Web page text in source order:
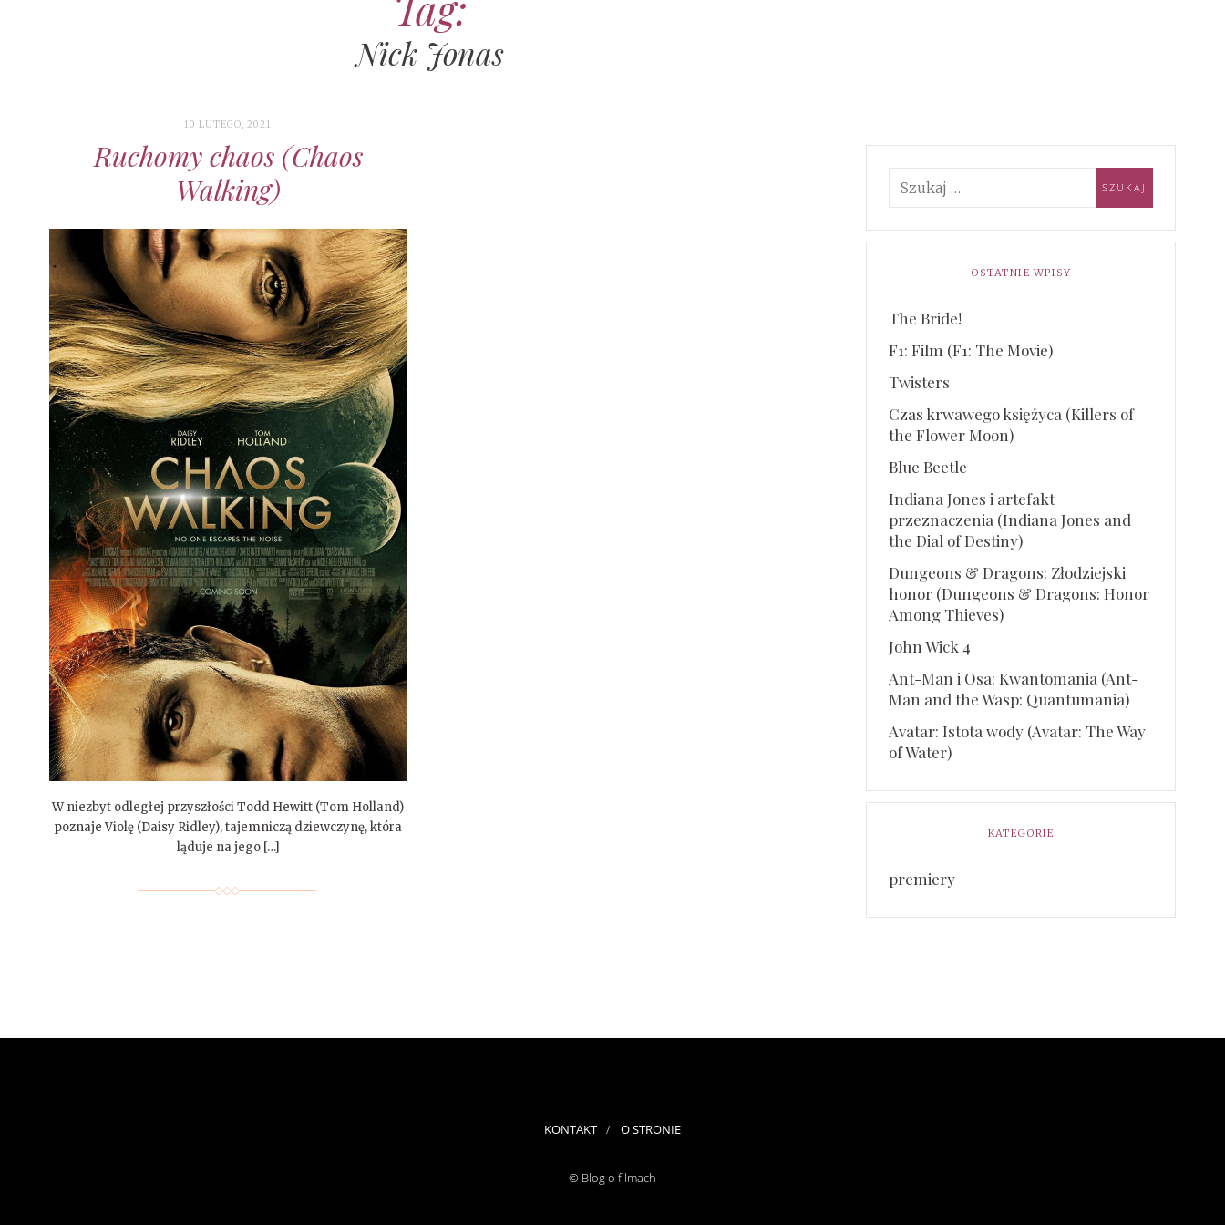
Nick Jonas
10 LUTEGO, 2021
Ruchomy chaos (Chaos
Walking)
W niezbyt odległej przyszłości Todd Hewitt (Tom Holland)
poznaje Violę (Daisy Ridley), tajemniczą dziewczynę, która
ląduje na jego […]
OSTATNIE WPISY
The Bride!
F1: Film (F1: The Movie)
Twisters
Czas krwawego księżyca (Killers of
the Flower Moon)
Blue Beetle
Indiana Jones i artefakt
przeznaczenia (Indiana Jones and
the Dial of Destiny)
Dungeons & Dragons: Złodziejski
honor (Dungeons & Dragons: Honor
Among Thieves)
John Wick 4
Ant-Man i Osa: Kwantomania (Ant-
Man and the Wasp: Quantumania)
Avatar: Istota wody (Avatar: The Way
of Water)
KATEGORIE
premiery
KONTAKT O STRONIE
© Blog o filmach